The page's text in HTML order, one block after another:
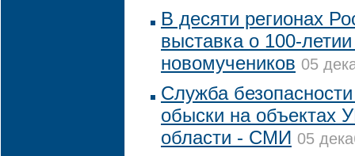
В десяти регионах
выставка о 100-
новомучеников 05
Служба
обыски на объектах
области - СМИ 05